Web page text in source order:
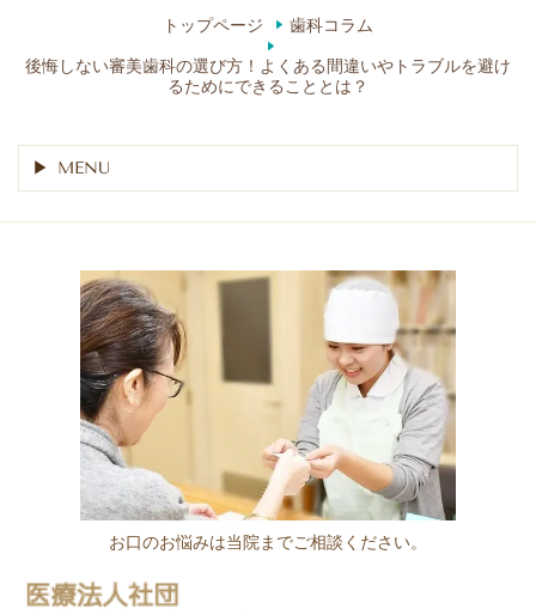
トップページ
歯科コラム
後悔しない審美歯科の選び方！よくある間違いやトラブルを避け
るためにできることとは？
MENU
お口のお悩みは当院までご相談ください。